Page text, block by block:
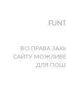
ВСІ ПРАВА
САЙТУ МОЖЛИВЕ
ДЛЯ